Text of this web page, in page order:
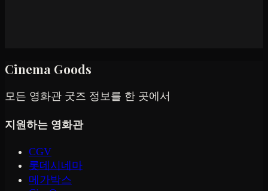
Cinema Goods
모든 영화관 굿즈 정보를 한 곳에서
지원하는 영화관
CGV
롯데시네마
메가박스